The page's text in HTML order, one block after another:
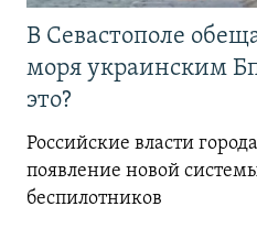
В Севастополе
моря украинским
это?
Российские власти
появление новой
беспилотников